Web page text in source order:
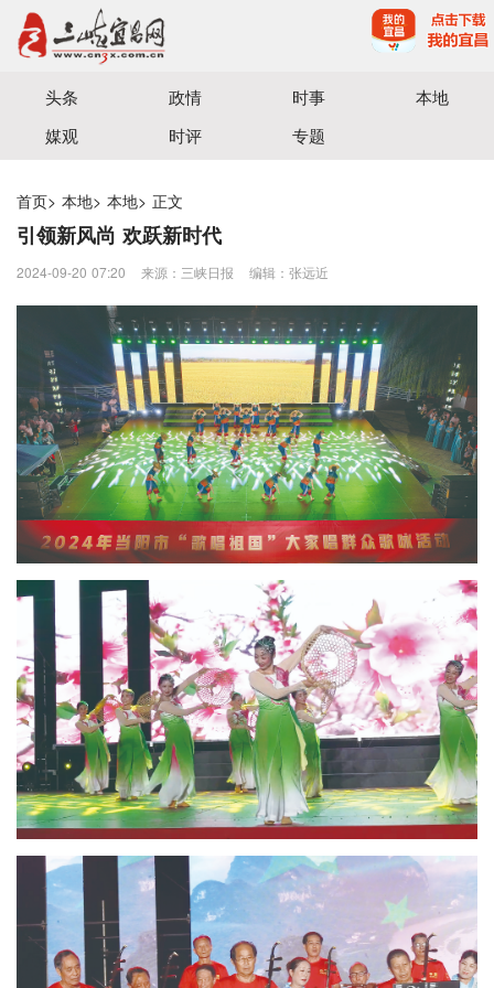
宜昌三峡融媒体中心主办
头条 政情 时事
本地
媒观
时评 专题
首页> 本地> 本地> 正文
引领新风尚 欢跃新时代
2024-09-20 07:20 来源：三峡日报 编辑：张远近